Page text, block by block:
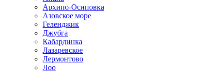
Архипо-Осиповка
Азовское море
Геленджик
Джубга
Кабардинка
Лазаревское
Лермонтово
Лоо